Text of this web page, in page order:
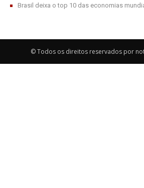
Brasil deixa o top 10 das economias
© Todos os direitos reservados por